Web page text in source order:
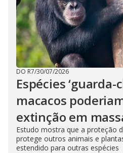
DO R7/30/07/2026
Espécies ‘guarda-
macacos
extinção em
Estudo mostra que a proteção
protege outros animais e
estendido para outras espécies